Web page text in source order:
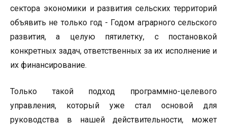
сектора экономики и развития сельских территорий
объявить не только год - Годом аграрного сельского
развития, а целую пятилетку, с постановкой
конкретных задач, ответственных за их исполнение и
их финансирование.
Только такой подход программно-целевого
управления, который уже стал основой для
руководства в нашей действительности, может